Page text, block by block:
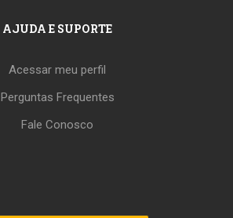
AJUDA E SUPORTE
Acessar meu perfil
Perguntas Frequentes
Fale Conosco